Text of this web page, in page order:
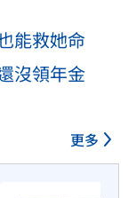
能救她命
沒領年金
更多